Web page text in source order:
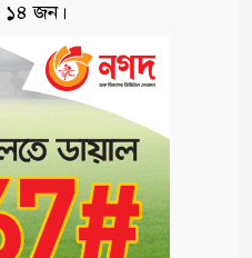
১৪ জন।